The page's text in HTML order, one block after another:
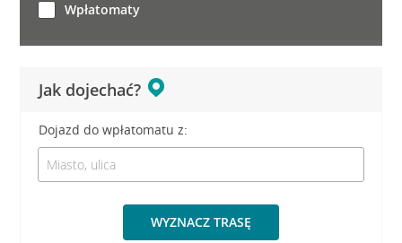
Jak dojechać?
Dojazd do wpłatomatu z:
WYZNACZ TRASĘ
Wpłatomaty